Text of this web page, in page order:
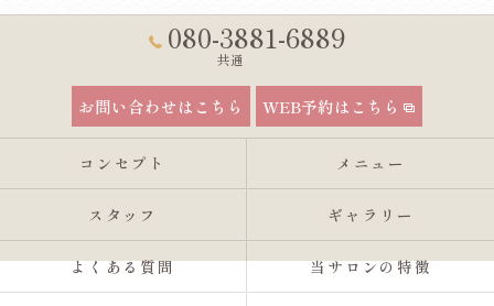
080-3881-6889
共通
お問い合わせはこちら WEB予約はこちら
コンセプト メニュー
スタッフ ギャラリー
よくある質問 当サロンの特徴